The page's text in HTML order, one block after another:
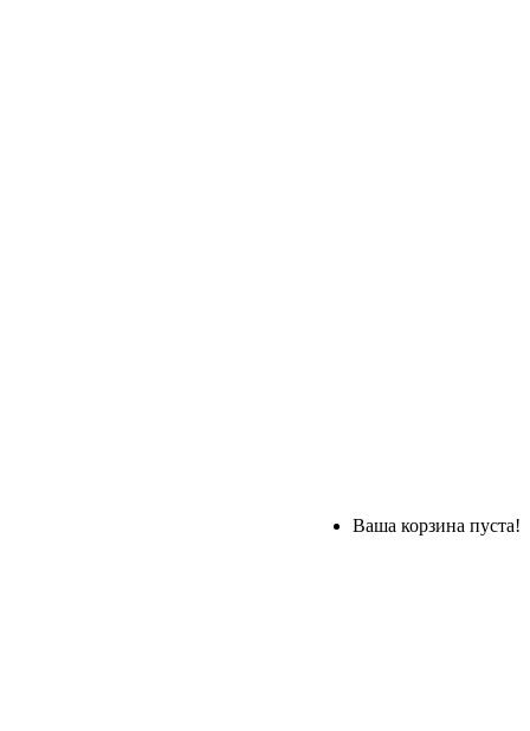
Ваша корзина пуста!